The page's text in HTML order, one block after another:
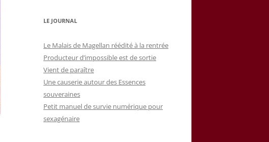
LE JOURNAL
Le Malais de Magellan réédité à la rentrée
Producteur d’impossible est de sortie
Vient de paraître
Une causerie autour des Essences
souveraines
Petit manuel de survie numérique pour
sexagénaire